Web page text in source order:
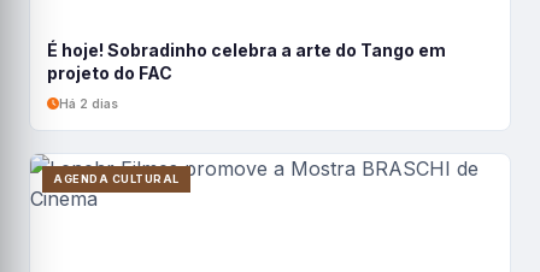
É hoje! Sobradinho celebra a arte do Tango em
projeto do FAC
Há 2 dias
AGENDA CULTURAL